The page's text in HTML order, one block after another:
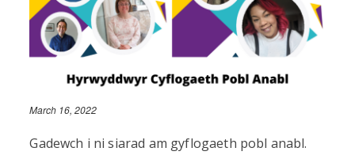
March 16, 2022
Gadewch i ni siarad am gyflogaeth pobl anabl.